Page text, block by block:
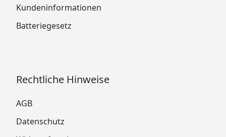
Kundeninformationen
Batteriegesetz
Rechtliche Hinweise
AGB
Datenschutz